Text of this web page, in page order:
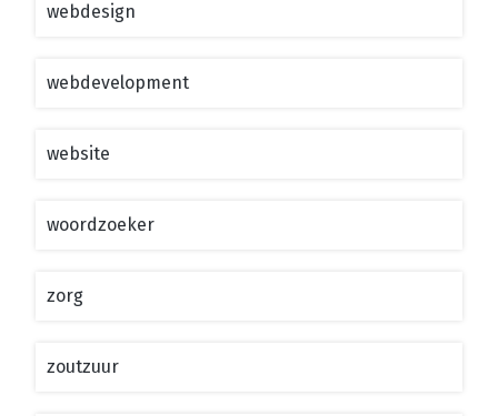
webdesign
webdevelopment
website
woordzoeker
zorg
zoutzuur